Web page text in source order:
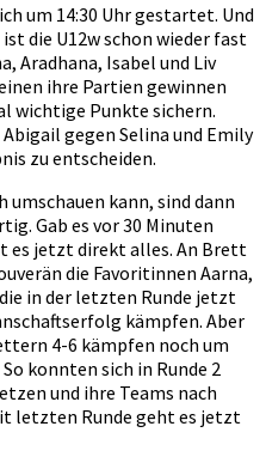
um 14:30 Uhr gestartet. Und
die U12w schon wieder fast
Aradhana, Isabel und Liv
ihre Partien gewinnen
wichtige Punkte sichern.
gegen Selina und Emily
zu entscheiden.
umschauen kann, sind dann
Gab es vor 30 Minuten
es jetzt direkt alles. An Brett
die Favoritinnen Aarna,
in der letzten Runde jetzt
kämpfen. Aber
4-6 kämpfen noch um
konnten sich in Runde 2
und ihre Teams nach
letzten Runde geht es jetzt